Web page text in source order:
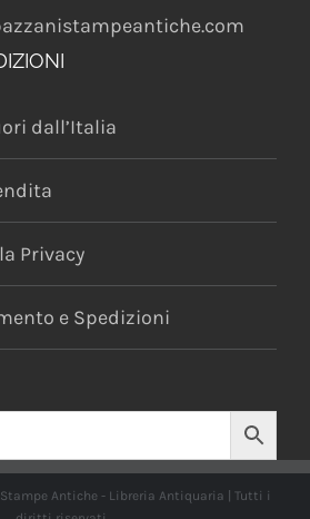
dall’Italia
Privacy
e Spedizioni
Stampe Antiche - Libreria Antiquaria | Tutti i